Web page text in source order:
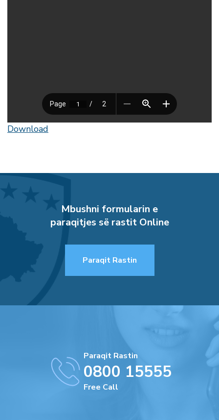
Download
Mbushni formularin e
paraqitjes së rastit Online
Paraqit Rastin
Paraqit Rastin
0800 15555
Free Call